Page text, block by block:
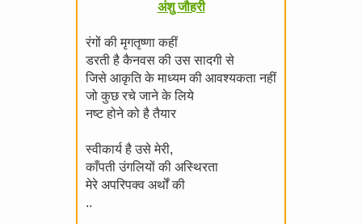
अंशु जौहरी
रंगों की मृगतृष्णा कहीं
डरती है कैनवस की उस सादगी से
जिसे आकृति के माध्यम की आवश्यकता नहीं
जो कुछ रचे जाने के लिये
नष्ट होने को है तैयार
स्वीकार्य है उसे मेरी,
काँपती उंगलियों की अस्थिरता
मेरे अपरिपक्व अर्थों की
..